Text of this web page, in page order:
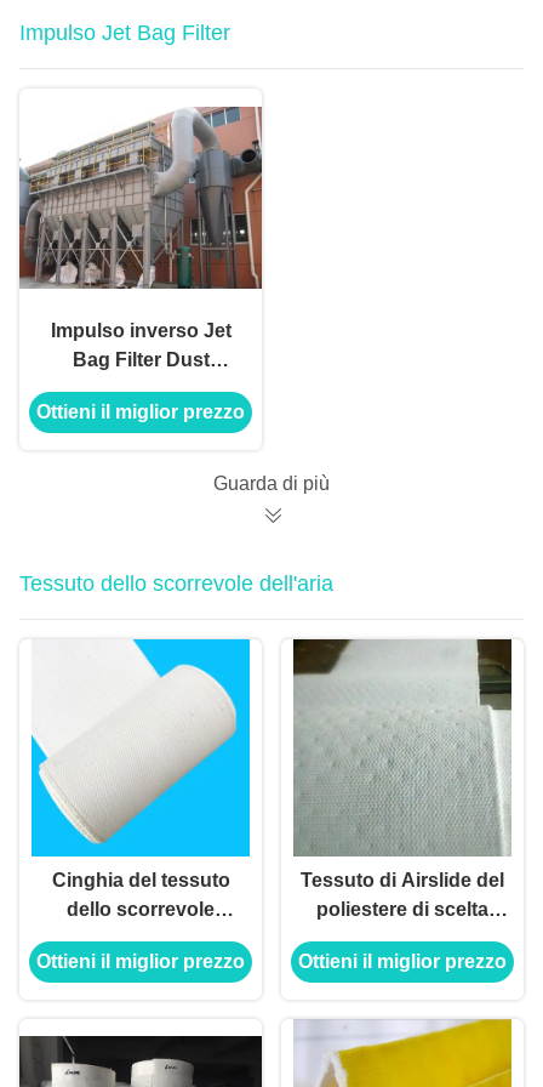
Impulso Jet Bag Filter
Impulso inverso Jet
Bag Filter Dust
Collection per
l'estrazione del
Ottieni il miglior prezzo
Guarda di più
Tessuto dello scorrevole dell'aria
Cinghia del tessuto
dello scorrevole
dell'aria della tela del
poliestere con la
Ottieni il miglior prezzo
Tessuto di Airslide del
poliestere di scelta
5mm della pianta della
polvere del cemento
Ottieni il miglior prezzo